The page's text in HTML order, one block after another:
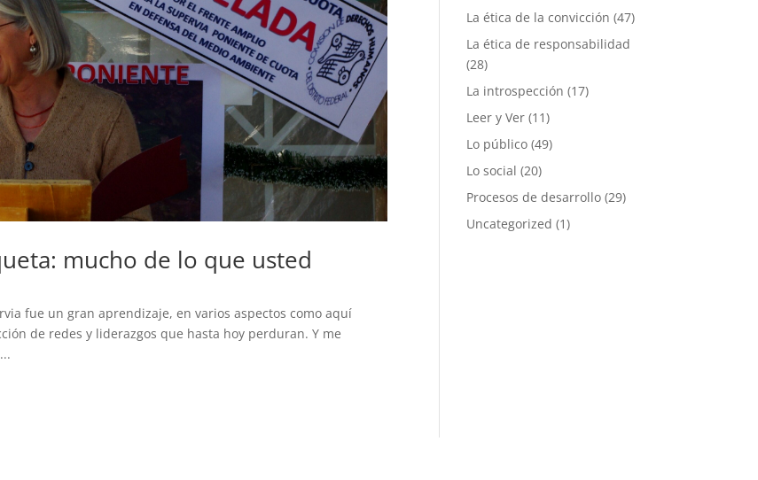
mucho de lo que usted
fue un gran aprendizaje, en varios aspectos como aquí
de redes y liderazgos que hasta hoy perduran. Y me
La ética de la convicción (47)
La ética de responsabilidad
(28)
La introspección (17)
Leer y Ver (11)
Lo público (49)
Lo social (20)
Procesos de desarrollo (29)
Uncategorized (1)